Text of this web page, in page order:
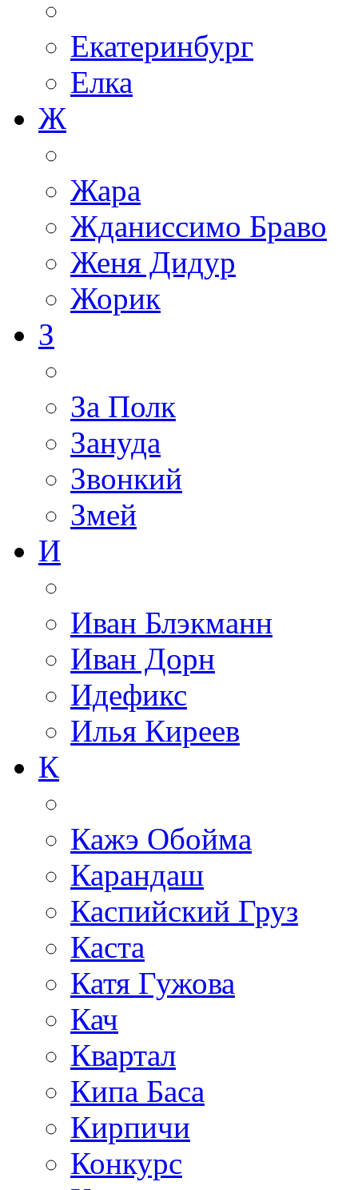
Екатеринбург
Елка
Ж
Жара
Жданиссимо Браво
Женя Дидур
Жорик
З
За Полк
Зануда
Звонкий
Змей
И
Иван Блэкманн
Иван Дорн
Идефикс
Илья Киреев
К
Кажэ Обойма
Карандаш
Каспийский Груз
Каста
Катя Гужова
Кач
Квартал
Кипа Баса
Кирпичи
Конкурс